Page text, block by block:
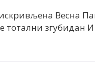
Весна
тотални